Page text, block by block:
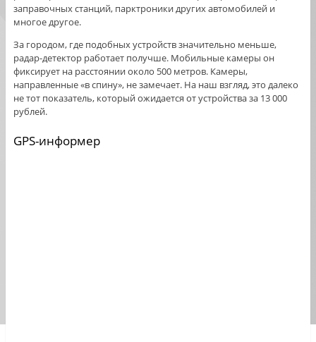
заправочных станций, парктроники других автомобилей и
многое другое.
За городом, где подобных устройств значительно меньше,
радар-детектор работает получше. Мобильные камеры он
фиксирует на расстоянии около 500 метров. Камеры,
направленные «в спину», не замечает. На наш взгляд, это далеко
не тот показатель, который ожидается от устройства за 13 000
рублей.
GPS-информер